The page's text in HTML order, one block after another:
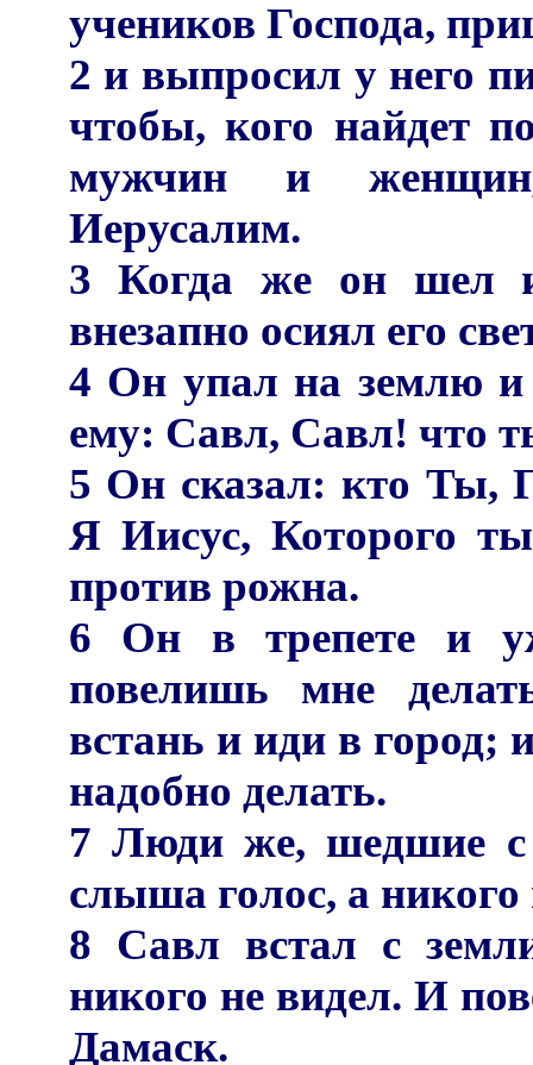
учеников Господа,
2 и выпросил у него
чтобы, кого найдет
мужчин и
Иерусалим.
3 Когда же он шел
внезапно осиял его
4 Он упал на землю
ему: Савл, Савл! что
5 Он сказал: кто Ты,
Я Иисус, Которого
против рожна.
6 Он в трепете и
повелишь мне
встань и иди в город;
надобно делать.
7 Люди же, шедшие с
слыша голос, а никого
8 Савл встал с
никого не видел. И
Дамаск.